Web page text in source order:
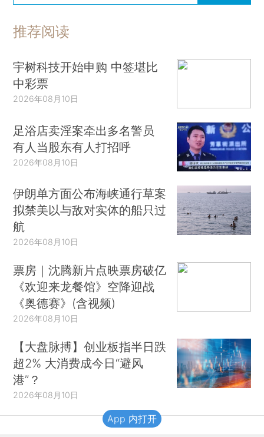
推荐阅读
宇树科技开始申购 中签堪比
中彩票
2026年08月10日
足浴店卖淫案牵出多名警员
有人当股东有人打招呼
2026年08月10日
伊朗单方面公布海峡通行草案
拟禁美以与敌对实体的船只过
航
2026年08月10日
票房｜沈腾新片点映票房破亿
《欢迎来龙餐馆》空降迎战
《奥德赛》(含视频)
2026年08月10日
【大盘脉搏】创业板指半日跌
超2% 大消费成今日“避风
港”？
2026年08月10日
App 内打开